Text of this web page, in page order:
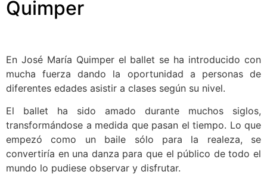
Quimper
En José María Quimper el ballet se ha introducido con
mucha fuerza dando la oportunidad a personas de
diferentes edades asistir a clases según su nivel.
El ballet ha sido amado durante muchos siglos,
transformándose a medida que pasan el tiempo. Lo que
empezó como un baile sólo para la realeza, se
convertiría en una danza para que el público de todo el
mundo lo pudiese observar y disfrutar.